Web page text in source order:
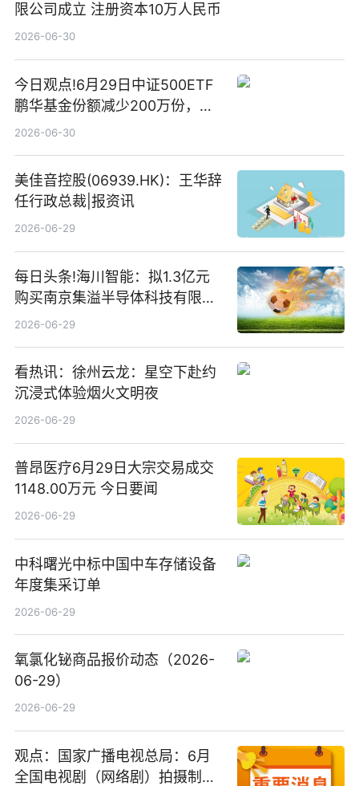
限公司成立 注册资本10万人民币
2026-06-30
今日观点!6月29日中证500ETF
鹏华基金份额减少200万份，重
仓股亨通光电、赤峰黄金、佰维
2026-06-30
美佳音控股(06939.HK)：王华辞
任行政总裁|报资讯
2026-06-29
每日头条!海川智能：拟1.3亿元
购买南京集溢半导体科技有限公
司15.3%股权
2026-06-29
看热讯：徐州云龙：星空下赴约
沉浸式体验烟火文明夜
2026-06-29
普昂医疗6月29日大宗交易成交
1148.00万元 今日要闻
2026-06-29
中科曙光中标中国中车存储设备
年度集采订单
2026-06-29
氧氯化铋商品报价动态（2026-
06-29）
2026-06-29
观点：国家广播电视总局：6月
全国电视剧（网络剧）拍摄制作